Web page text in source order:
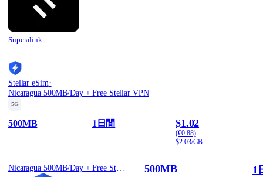
Superalink
Stellar eSim·
Nicaragua 500MB/Day + Free Stellar VPN
5G
500MB 1日間 $1.02
(€0.88)
$2.03/GB
Nicaragua 500MB/Day + Free Stellar VPN 500MB 1